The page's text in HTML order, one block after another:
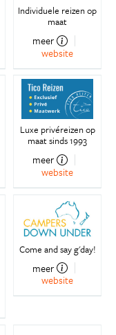
Individuele reizen op
maat
meer
website
Luxe privéreizen op
maat sinds 1993
meer
website
Come and say g'day!
meer
website